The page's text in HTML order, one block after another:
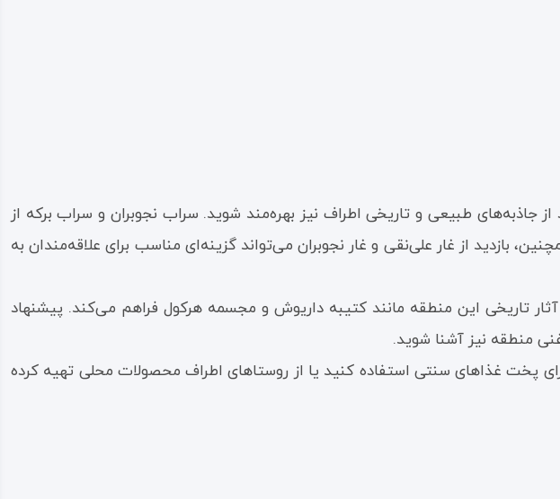
جاذبه‌های طبیعی و تاریخی اطراف نیز بهره‌مند شوید. سراب نجوبران و سراب برکه از
بازدید از غار علی‌نقی و غار نجوبران می‌تواند گزینه‌ای مناسب برای علاقه‌مندان به
آثار تاریخی این منطقه مانند کتیبه داریوش و مجسمه هرکول فراهم می‌کند. پیشنهاد
منطقه نیز آشنا شوید.
پخت غذاهای سنتی استفاده کنید یا از روستاهای اطراف محصولات محلی تهیه کرده